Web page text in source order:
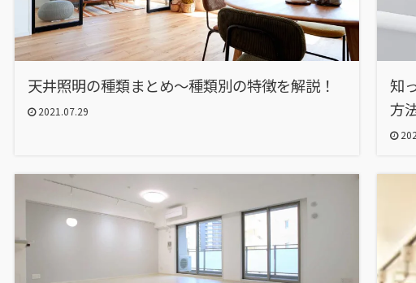
天井照明の種類まとめ〜種類別の特徴を解説！
2021.07.29
知
方